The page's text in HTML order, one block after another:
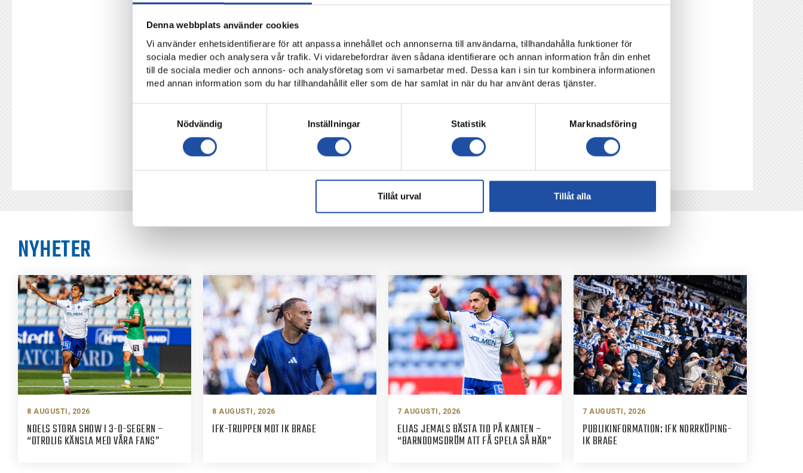
Denna webbplats använder cookies
Vi använder enhetsidentifierare för att anpassa innehållet och annonserna till användarna, tillhandahålla funktioner för
sociala medier och analysera vår trafik. Vi vidarebefordrar även sådana identifierare och annan information från din enhet
till de sociala medier och annons- och analysföretag som vi samarbetar med. Dessa kan i sin tur kombinera informationen
med annan information som du har tillhandahållit eller som de har samlat in när du har använt deras tjänster.
Nödvändig
Inställningar Statistik Marknadsföring
Tillåt urval Tillåt alla
och avsparkstid så fort vi vet mer. Det vi vet är att Viggbyholms IK FF från Stockholm kommer att vara hemmalag på
Hägernäs IP i Täby.
TILLBAKA
NYHETER
8 AUGUSTI, 2026
NOELS STORA SHOW I 3-0-SEGERN –
“OTROLIG KÄNSLA MED VÅRA FANS”
8 AUGUSTI, 2026
IFK-TRUPPEN MOT IK BRAGE
7 AUGUSTI, 2026
ELIAS JEMALS BÄSTA TID PÅ KANTEN –
“BARNDOMSDRÖM ATT FÅ SPELA SÅ HÄR”
7 AUGUSTI, 2026
PUBLIKINFORMATION: IFK NORRKÖPING-
IK BRAGE